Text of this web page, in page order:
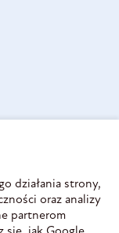
działania strony,
oraz analizy
partnerom